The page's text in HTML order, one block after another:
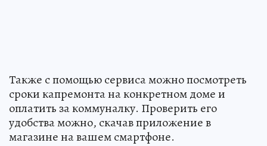
Также с помощью сервиса можно посмотреть
сроки капремонта на конкретном доме и
оплатить за коммуналку. Проверить его
удобства можно, скачав приложение в
магазине на вашем смартфоне.